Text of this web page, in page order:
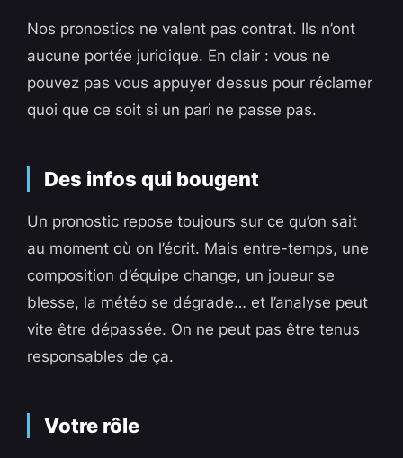
Nos pronostics ne valent pas contrat. Ils n’ont
aucune portée juridique. En clair : vous ne
pouvez pas vous appuyer dessus pour réclamer
quoi que ce soit si un pari ne passe pas.
Des infos qui bougent
Un pronostic repose toujours sur ce qu’on sait
au moment où on l’écrit. Mais entre-temps, une
composition d’équipe change, un joueur se
blesse, la météo se dégrade… et l’analyse peut
vite être dépassée. On ne peut pas être tenus
responsables de ça.
Votre rôle